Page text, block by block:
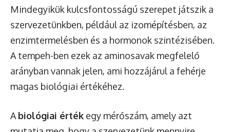
Mindegyikük kulcsfontosságú szerepet játszik a
szervezetünkben, például az izomépítésben, az
enzimtermelésben és a hormonok szintézisében.
A tempeh-ben ezek az aminosavak megfelelő
arányban vannak jelen, ami hozzájárul a fehérje
magas biológiai értékéhez.
A biológiai érték egy mérőszám, amely azt